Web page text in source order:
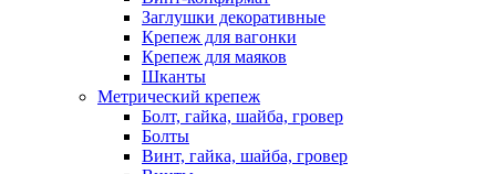
Заглушки декоративные
Крепеж для вагонки
Крепеж для маяков
Шканты
Метрический крепеж
Болт, гайка, шайба, гровер
Болты
Винт, гайка, шайба, гровер